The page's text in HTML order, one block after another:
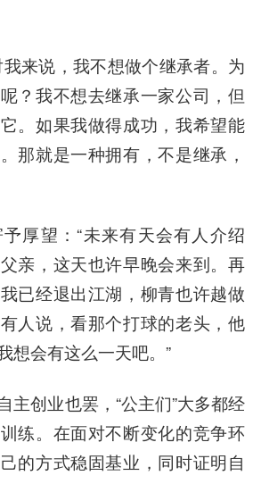
来说，我不想做个继承者。为
？我不想去继承一家公司，但
。如果我做得成功，我希望能
那就是一种拥有，不是继承，
厚望：“未来有天会有人介绍
亲，这天也许早晚会来到。再
已经退出江湖，柳青也许越做
人说，看那个打球的老头，他
想会有这么一天吧。”
主创业也罢，“公主们”大多都经
练。在面对不断变化的竞争环
的方式稳固基业，同时证明自